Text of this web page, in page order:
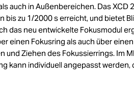
auch in Außenbereichen. Das
bis zu 1/2000 s erreicht, und bietet
das neu entwickelte Fokusmodul
einen Fokusring als auch über
und Ziehen des Fokussierrings. Im
kann individuell angepasst